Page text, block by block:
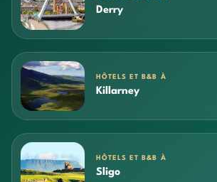
Derry
HÔTELS ET B&B À
Killarney
HÔTELS ET B&B À
Sligo